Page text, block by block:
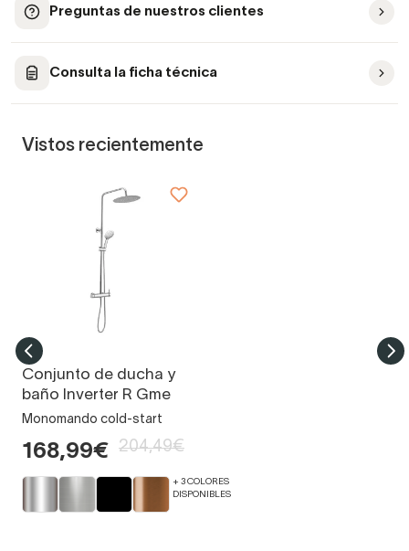
Preguntas de nuestros clientes
Consulta la ficha técnica
Vistos recientemente
Conjunto de ducha y
baño Inverter R Gme
Monomando cold-start
168,99€ 204,49€
+ 3 COLORES
DISPONIBLES